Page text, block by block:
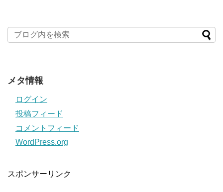
メタ情報
ログイン
投稿フィード
コメントフィード
WordPress.org
スポンサーリンク